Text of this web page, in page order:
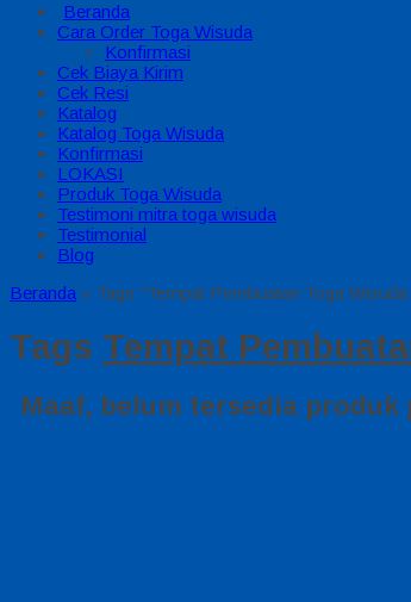
Beranda
Cara Order Toga Wisuda
Konfirmasi
Cek Biaya Kirim
Cek Resi
Katalog
Katalog Toga Wisuda
Konfirmasi
LOKASI
Produk Toga Wisuda
Testimoni mitra toga wisuda
Testimonial
Blog
Beranda » Tags "Tempat Pembuatan Toga
Tags Tempat
Maaf, belum tersedia